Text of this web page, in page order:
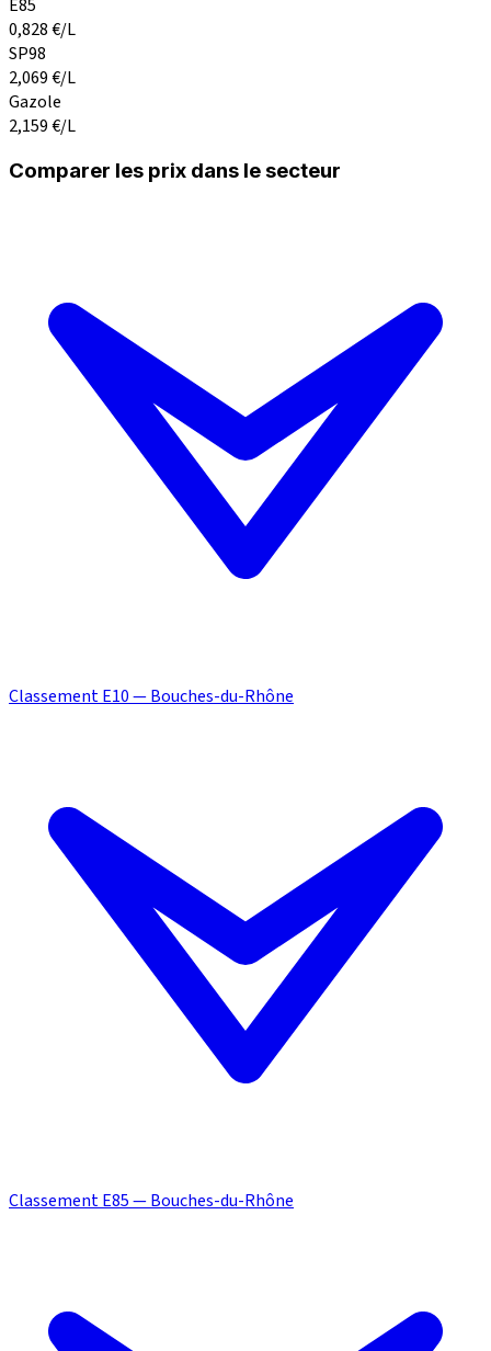
E85
0,828€/L
SP98
2,069€/L
Gazole
2,159€/L
Comparer les prix dans le secteur
Classement E10 — Bouches-du-Rhône
Classement E85 — Bouches-du-Rhône